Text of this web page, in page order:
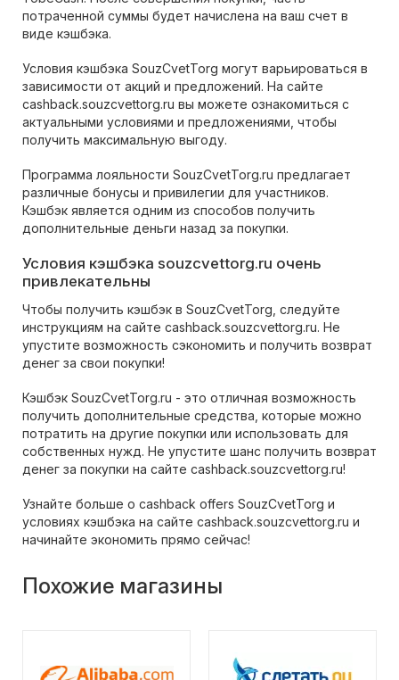
потраченной суммы будет начислена на ваш счет в
виде кэшбэка.
Условия кэшбэка SouzCvetTorg могут варьироваться в
зависимости от акций и предложений. На сайте
cashback.souzcvettorg.ru вы можете ознакомиться с
актуальными условиями и предложениями, чтобы
получить максимальную выгоду.
Программа лояльности SouzCvetTorg.ru предлагает
различные бонусы и привилегии для участников.
Кэшбэк является одним из способов получить
дополнительные деньги назад за покупки.
Условия кэшбэка souzcvettorg.ru очень
привлекательны
Чтобы получить кэшбэк в SouzCvetTorg, следуйте
инструкциям на сайте cashback.souzcvettorg.ru. Не
упустите возможность сэкономить и получить возврат
денег за свои покупки!
Кэшбэк SouzCvetTorg.ru - это отличная возможность
получить дополнительные средства, которые можно
потратить на другие покупки или использовать для
собственных нужд. Не упустите шанс получить возврат
денег за покупки на сайте cashback.souzcvettorg.ru!
Узнайте больше о cashback offers SouzCvetTorg и
условиях кэшбэка на сайте cashback.souzcvettorg.ru и
начинайте экономить прямо сейчас!
Похожие магазины